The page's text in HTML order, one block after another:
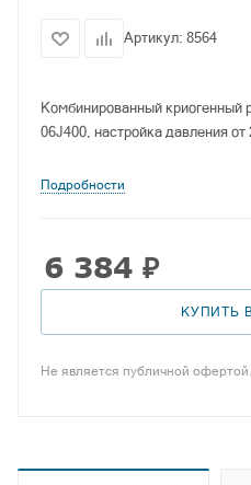
Артикул: 8564
Комбинированный криогенный
06J400, настройка давления
Подробности
6 384 ₽
КУПИТЬ
Не является публичной офертой.